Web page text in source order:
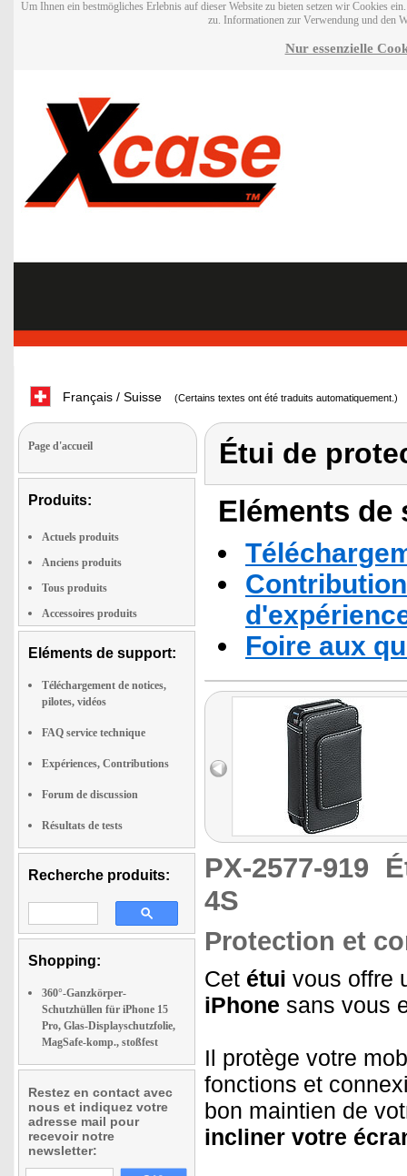
Um Ihnen ein bestmögliches Erlebnis auf dieser Website zu bieten setzen wir Cookies
zu. Informationen zur Verwendung und den
Nur essenzielle
Français / Suisse (Certains textes ont été traduits automatiquement.)
Page d'accueil
Produits:
Actuels produits
Anciens produits
Tous produits
Accessoires produits
Eléments de support:
Téléchargement de notices,
pilotes, vidéos
FAQ service technique
Expériences, Contributions
Forum de discussion
Résultats de tests
Recherche produits:
Shopping:
360°-Ganzkörper-
Schutzhüllen für iPhone 15
Pro, Glas-Displayschutzfolie,
MagSafe-komp., stoßfest
Restez en contact avec
nous et indiquez votre
adresse mail pour
recevoir notre
newsletter:
Étui de
Eléments
Foire aux
PX-2577-919
4S
Protection et
Cet étui vous offre
iPhone sans vous
Il protège votre
fonctions et
bon maintien de
incliner votre